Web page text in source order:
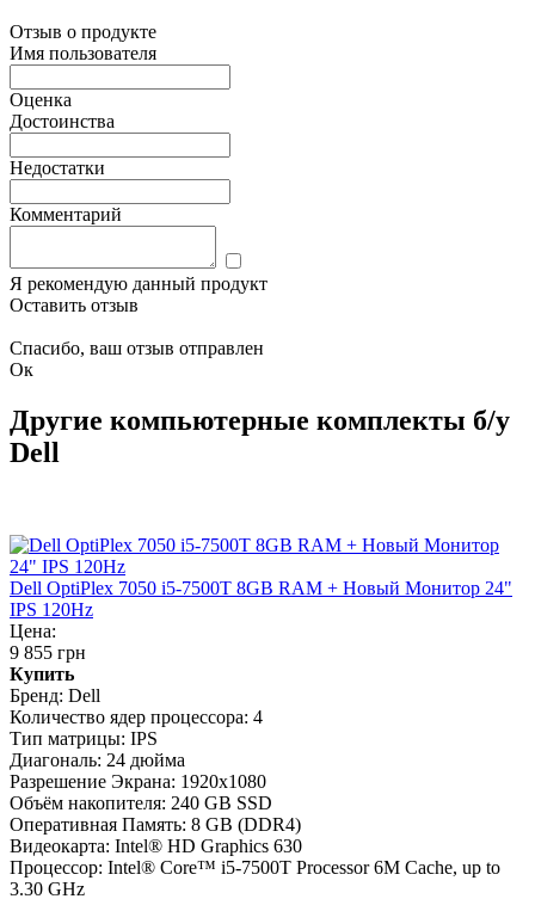
Отзыв о продукте
Имя пользователя
Оценка
Достоинства
Недостатки
Комментарий
Я рекомендую данный продукт
Оставить отзыв
Спасибо, ваш отзыв отправлен
Ок
Другие компьютерные комплекты б/у
Dell
Dell OptiPlex 7050 i5-7500T 8GB RAM + Новый Монитор 24"
IPS 120Hz
Цена:
9 855 грн
Купить
Бренд: Dell
Количество ядер процессора: 4
Тип матрицы: IPS
Диагональ: 24 дюйма
Разрешение Экрана: 1920x1080
Объём накопителя: 240 GB SSD
Оперативная Память: 8 GB (DDR4)
Видеокарта: Intel® HD Graphics 630
Процессор: Intel® Core™ i5-7500T Processor 6M Cache, up to
3.30 GHz